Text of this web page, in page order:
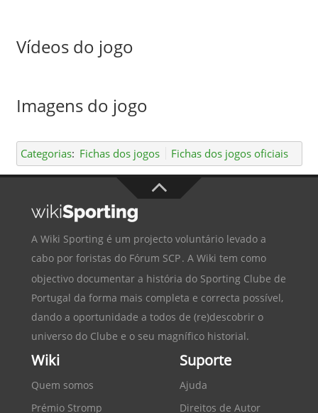
Vídeos do jogo
Imagens do jogo
Categorias: Fichas dos jogos Fichas dos jogos oficiais
A Wiki Sporting é um projecto voluntário levado a
cabo por foristas do Fórum SCP. A Wiki tem como
objectivo documentar a história do Sporting Clube de
Portugal da forma mais completa e correcta possível,
dando a oportunidade a todos de (re)descobrir o
universo do Clube e o seu magnífico historial.
Wiki
Quem somos
Prémio Stromp
Suporte
Ajuda
Direitos de Autor